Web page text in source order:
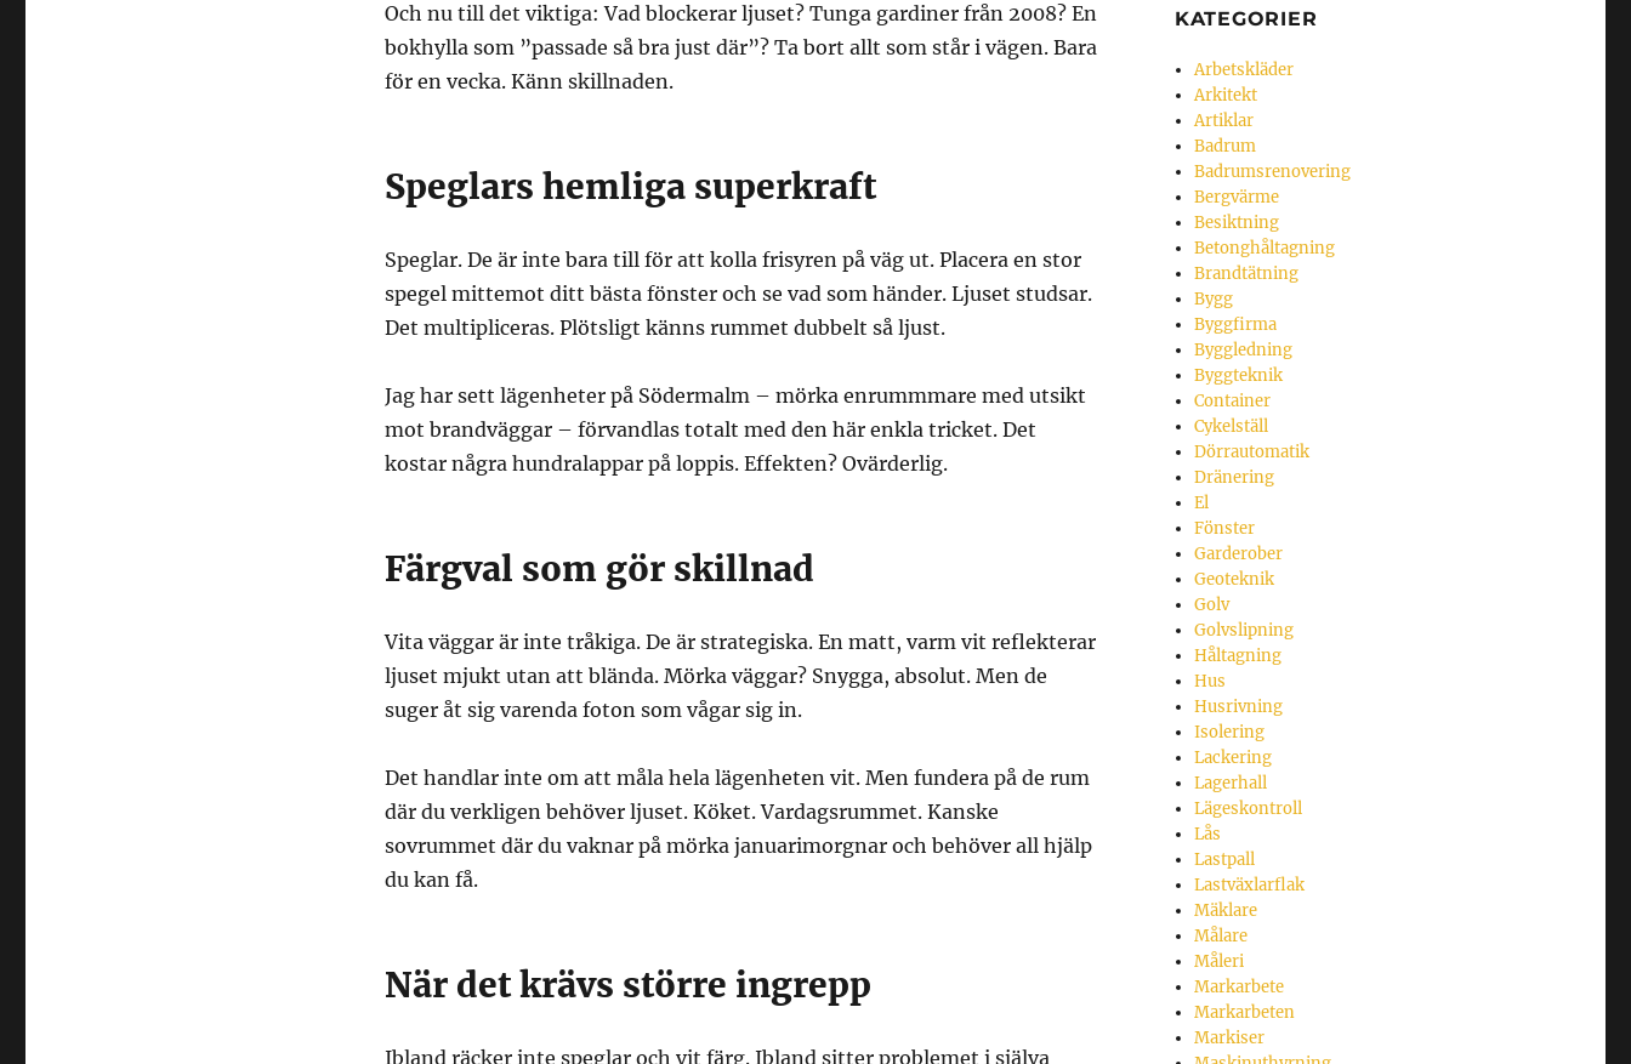
Och nu till det viktiga: Vad blockerar ljuset? Tunga gardiner från 2008? En
bokhylla som ”passade så bra just där”? Ta bort allt som står i vägen. Bara
för en vecka. Känn skillnaden.
Speglars hemliga superkraft
Speglar. De är inte bara till för att kolla frisyren på väg ut. Placera en stor
spegel mittemot ditt bästa fönster och se vad som händer. Ljuset studsar.
Det multipliceras. Plötsligt känns rummet dubbelt så ljust.
Jag har sett lägenheter på Södermalm – mörka enrummmare med utsikt
mot brandväggar – förvandlas totalt med den här enkla tricket. Det
kostar några hundralappar på loppis. Effekten? Ovärderlig.
Färgval som gör skillnad
Vita väggar är inte tråkiga. De är strategiska. En matt, varm vit reflekterar
ljuset mjukt utan att blända. Mörka väggar? Snygga, absolut. Men de
suger åt sig varenda foton som vågar sig in.
Det handlar inte om att måla hela lägenheten vit. Men fundera på de rum
där du verkligen behöver ljuset. Köket. Vardagsrummet. Kanske
sovrummet där du vaknar på mörka januarimorgnar och behöver all hjälp
du kan få.
När det krävs större ingrepp
Ibland räcker inte speglar och vit färg. Ibland sitter problemet i själva
KATEGORIER
Arbetskläder
Arkitekt
Artiklar
Badrum
Badrumsrenovering
Bergvärme
Besiktning
Betonghåltagning
Brandtätning
Bygg
Byggfirma
Byggledning
Byggteknik
Container
Cykelställ
Dörrautomatik
Dränering
El
Fönster
Garderober
Geoteknik
Golv
Golvslipning
Håltagning
Hus
Husrivning
Isolering
Lackering
Lagerhall
Lägeskontroll
Lås
Lastpall
Lastväxlarflak
Mäklare
Målare
Måleri
Markarbete
Markarbeten
Markiser